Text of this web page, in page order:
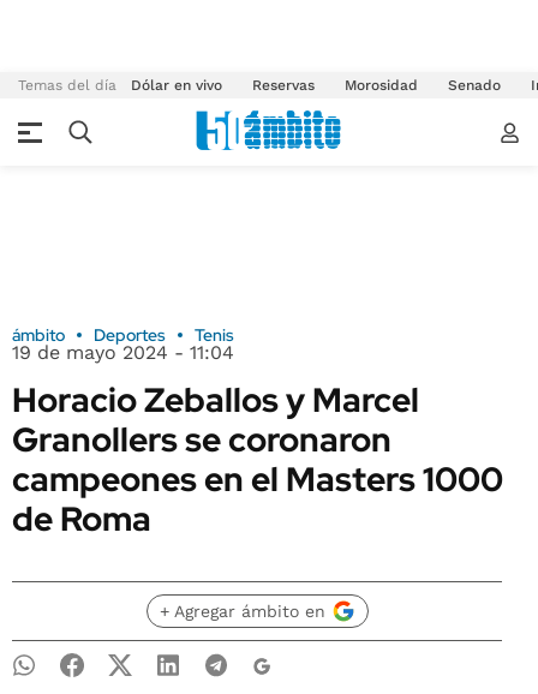
Temas del día Dólar en vivo Reservas Morosidad Senado
ámbito Deportes Tenis
19 de mayo 2024 - 11:04
Horacio Zeballos y Marcel
Granollers se coronaron
campeones en el Masters 1000
de Roma
+ Agregar ámbito en